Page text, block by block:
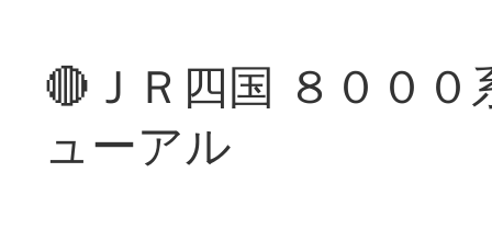
🔴ＪＲ四国 ８００
ューアル